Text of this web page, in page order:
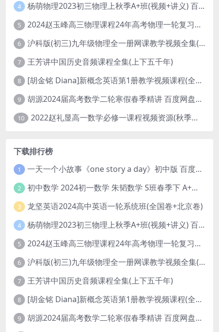
4 杨萌物理2023初三物理上秋季A+班(视频+讲义) 百度网盘分享
5 2024赵玉峰高三物理课程24年高考物理一轮复习网课教程
6 沪科版(初三)九年级物理全一册网课教学视频全集(录播版 杜春雨 66讲)
7 王芳讲中国历史音频课程全集(上下五千年)
8 [胡金铭 Diana]新概念英语第1册教学视频课程(全集 百度网盘下载)
9 胡源2024届高考数学二轮寒假春季精讲 百度网盘分享
10 2022赵礼显高一数学必修一课程视频资源(秋季班 含讲义)百度网盘云
下载排行榜
1 一天一个小故事《one story a day》初中版 百度网盘分享下载
2 初中数学 2024初一数学 朱韬数学 S班春季下 A+班春季下 百度云网盘
3 龙坚英语2024高中英语一轮系统班(全国卷+北京卷)
4 杨萌物理2023初三物理上秋季A+班(视频+讲义) 百度网盘分享
5 2024赵玉峰高三物理课程24年高考物理一轮复习网课教程
6 沪科版(初三)九年级物理全一册网课教学视频全集(录播版 杜春雨 66讲)
7 王芳讲中国历史音频课程全集(上下五千年)
8 [胡金铭 Diana]新概念英语第1册教学视频课程(全集 百度网盘下载)
9
胡源2024届高考数学二轮寒假春季精讲 百度网盘分享